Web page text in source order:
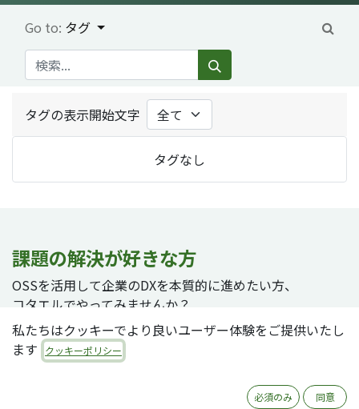
Go to: タグ
タグの表示開始文字
タグなし
課題の解決が好きな方
OSSを活用して企業のDXを本質的に進めたい方、
コタエルでやってみませんか？
私たちはクッキーでより良いユーザー体験をご提供いたし
ます
クッキーポリシー
必須のみ 同意